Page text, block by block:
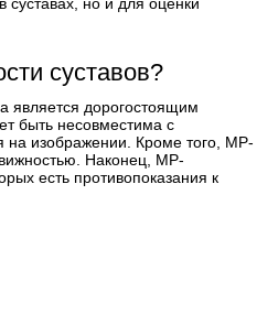
суставов?
является дорогостоящим
быть несовместима с
на изображении. Кроме того, МР-
Наконец, МР-
есть противопоказания к